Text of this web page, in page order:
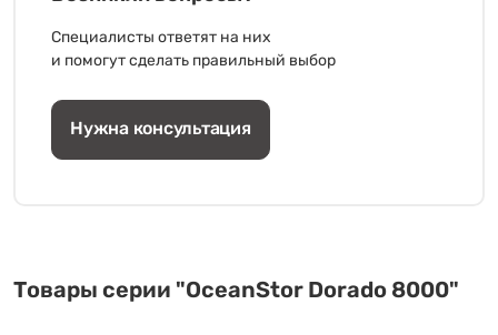
Специалисты ответят на них
и помогут сделать правильный выбор
Нужна консультация
Товары серии "OceanStor Dorado 8000"